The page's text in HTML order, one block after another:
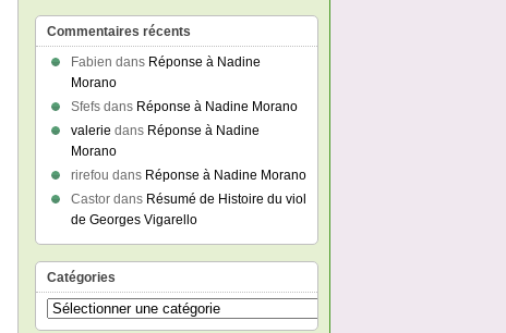
Commentaires récents
Fabien dans Réponse à Nadine
Morano
Sfefs dans Réponse à Nadine Morano
valerie dans Réponse à Nadine
Morano
rirefou dans Réponse à Nadine Morano
Castor dans Résumé de Histoire du viol
de Georges Vigarello
Catégories
Catégories